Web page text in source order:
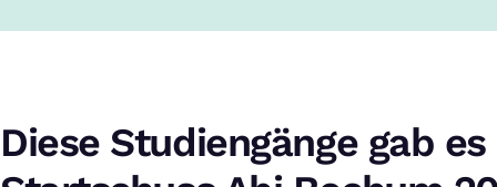
Diese Studiengänge gab